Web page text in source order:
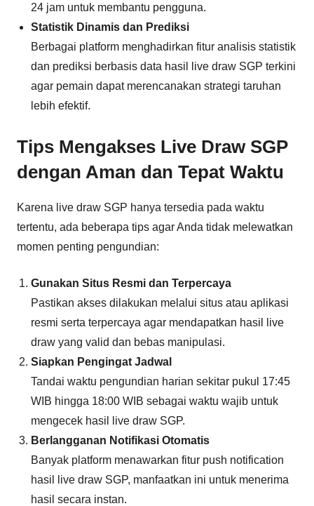
24 jam untuk membantu pengguna.
Statistik Dinamis dan Prediksi
Berbagai platform menghadirkan fitur analisis statistik
dan prediksi berbasis data hasil live draw SGP terkini
agar pemain dapat merencanakan strategi taruhan
lebih efektif.
Tips Mengakses Live Draw SGP
dengan Aman dan Tepat Waktu
Karena live draw SGP hanya tersedia pada waktu
tertentu, ada beberapa tips agar Anda tidak melewatkan
momen penting pengundian:
Gunakan Situs Resmi dan Terpercaya
Pastikan akses dilakukan melalui situs atau aplikasi
resmi serta terpercaya agar mendapatkan hasil live
draw yang valid dan bebas manipulasi.
Siapkan Pengingat Jadwal
Tandai waktu pengundian harian sekitar pukul 17:45
WIB hingga 18:00 WIB sebagai waktu wajib untuk
mengecek hasil live draw SGP.
Berlangganan Notifikasi Otomatis
Banyak platform menawarkan fitur push notification
hasil live draw SGP, manfaatkan ini untuk menerima
hasil secara instan.